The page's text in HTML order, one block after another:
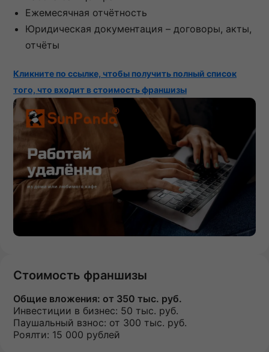
Ежемесячная отчётность
Юридическая документация – договоры, акты,
отчёты
Кликните по ссылке, чтобы получить полный список
того, что входит в стоимость франшизы
Стоимость франшизы
Общие вложения: от 350 тыс. руб.
Инвестиции в бизнес: 50 тыс. руб.
Паушальный взнос: от 300 тыс. руб.
Роялти: 15 000 рублей